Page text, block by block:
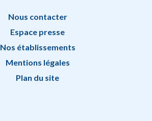
Nous contacter
Espace presse
Nos établissements
Mentions légales
Plan du site